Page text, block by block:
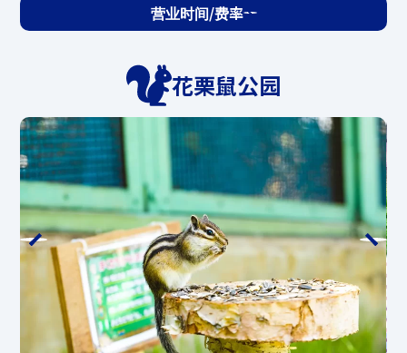
营业时间/费率
花栗鼠公园
运营公司客服080-4046-8882（受理时间1
6:00-17:30）
伴侣官方主页
https://mate-hotairballoo
n.com/
*淡季期间，只能通过电子邮件询问交配事
宜。
E-Mail mail●mate-hotairballoon.com
*以上电子邮件地址已部分更改，以防止垃
圾邮件。
发送前请将●部分更改为@。
发送时请输入您的姓名和联系方式。